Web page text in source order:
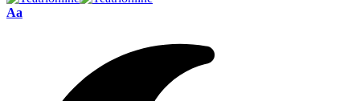
Font
Aa